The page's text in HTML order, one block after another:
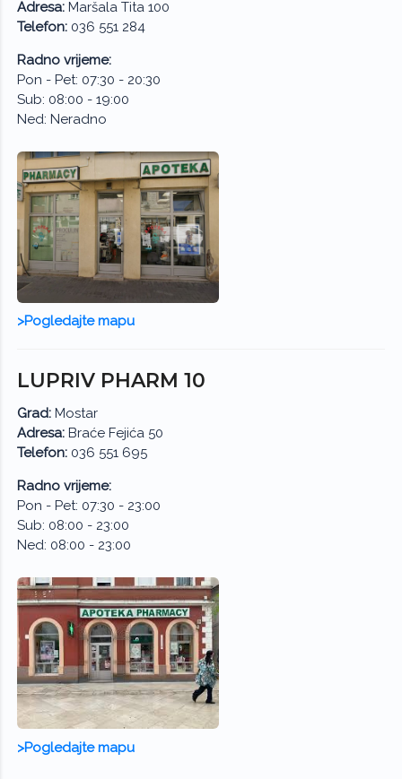
Adresa: Maršala Tita 100
Telefon: 036 551 284
Radno vrijeme:
Pon - Pet: 07:30 - 20:30
Sub: 08:00 - 19:00
Ned: Neradno
>Pogledajte mapu
LUPRIV PHARM 10
Grad: Mostar
Adresa: Braće Fejića 50
Telefon: 036 551 695
Radno vrijeme:
Pon - Pet: 07:30 - 23:00
Sub: 08:00 - 23:00
Ned: 08:00 - 23:00
>Pogledajte mapu